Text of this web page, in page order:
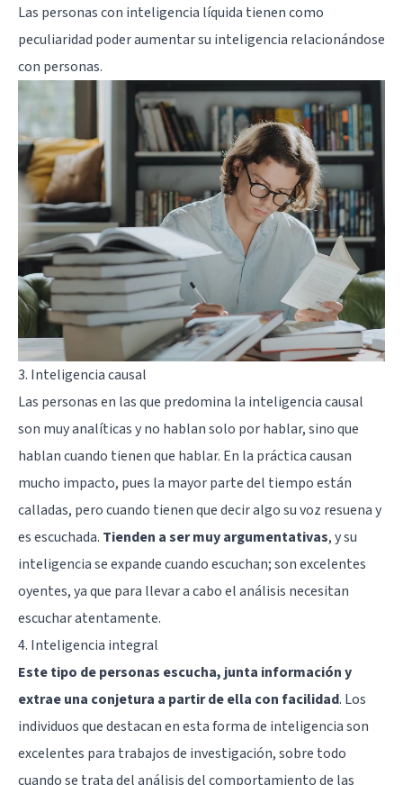
Las personas con inteligencia líquida tienen como
peculiaridad poder aumentar su inteligencia relacionándose
con personas.
3. Inteligencia causal
Las personas en las que predomina la inteligencia causal
son muy analíticas y no hablan solo por hablar, sino que
hablan cuando tienen que hablar. En la práctica causan
mucho impacto, pues la mayor parte del tiempo están
calladas, pero cuando tienen que decir algo su voz resuena y
es escuchada. Tienden a ser muy argumentativas, y su
inteligencia se expande cuando escuchan; son excelentes
oyentes, ya que para llevar a cabo el análisis necesitan
escuchar atentamente.
4. Inteligencia integral
Este tipo de personas escucha, junta información y
extrae una conjetura a partir de ella con facilidad. Los
individuos que destacan en esta forma de inteligencia son
excelentes para trabajos de investigación, sobre todo
cuando se trata del análisis del comportamiento de las